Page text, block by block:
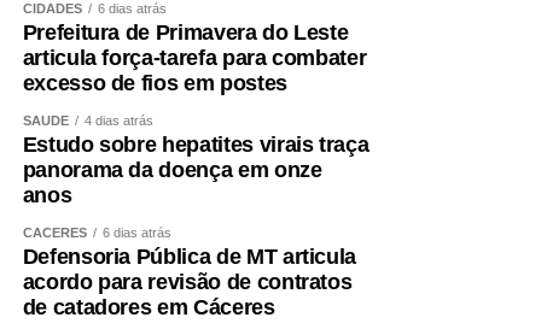
CIDADES 6 dias atrás
Prefeitura de Primavera do Leste
articula força-tarefa para combater
excesso de fios em postes
SAÚDE 4 dias atrás
Estudo sobre hepatites virais traça
panorama da doença em onze
anos
CÁCERES 6 dias atrás
Defensoria Pública de MT articula
acordo para revisão de contratos
de catadores em Cáceres